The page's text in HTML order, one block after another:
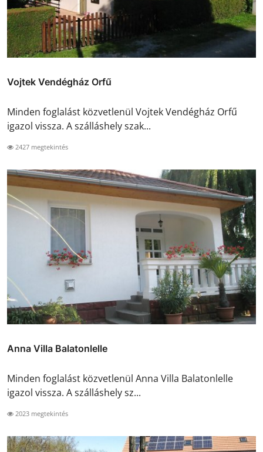
Vojtek Vendégház Orfű
Minden foglalást közvetlenül Vojtek Vendégház Orfű
igazol vissza. A szálláshely szak...
2427 megtekintés
Anna Villa Balatonlelle
Minden foglalást közvetlenül Anna Villa Balatonlelle
igazol vissza. A szálláshely sz...
2023 megtekintés